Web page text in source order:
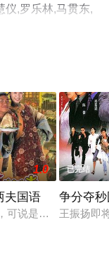
仪,罗乐林,马贯东,
绎的香港电视
剧、电视猫或剧
﹞長子。自中學畢
1.0
夫国语
可说是封建制度下极
已完结
争分夺
王振扬即